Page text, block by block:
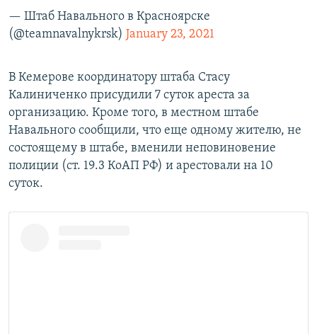
— Штаб Навального в Красноярске
(@teamnavalnykrsk) January 23, 2021
В Кемерове координатору штаба Стасу
Калиниченко присудили 7 суток ареста за
организацию. Кроме того, в местном штабе
Навального сообщили, что еще одному жителю, не
состоящему в штабе, вменили неповиновение
полиции (ст. 19.3 КоАП РФ) и арестовали на 10
суток.